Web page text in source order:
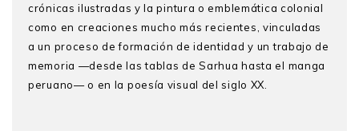
crónicas ilustradas y la pintura o emblemática colonial
como en creaciones mucho más recientes, vinculadas
a un proceso de formación de identidad y un trabajo de
memoria —desde las tablas de Sarhua hasta el manga
peruano— o en la poesía visual del siglo XX.